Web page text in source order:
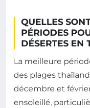
QUELLES
PÉRIODES
DÉSERTES
La meilleure
des plages
décembre et
ensoleillé,